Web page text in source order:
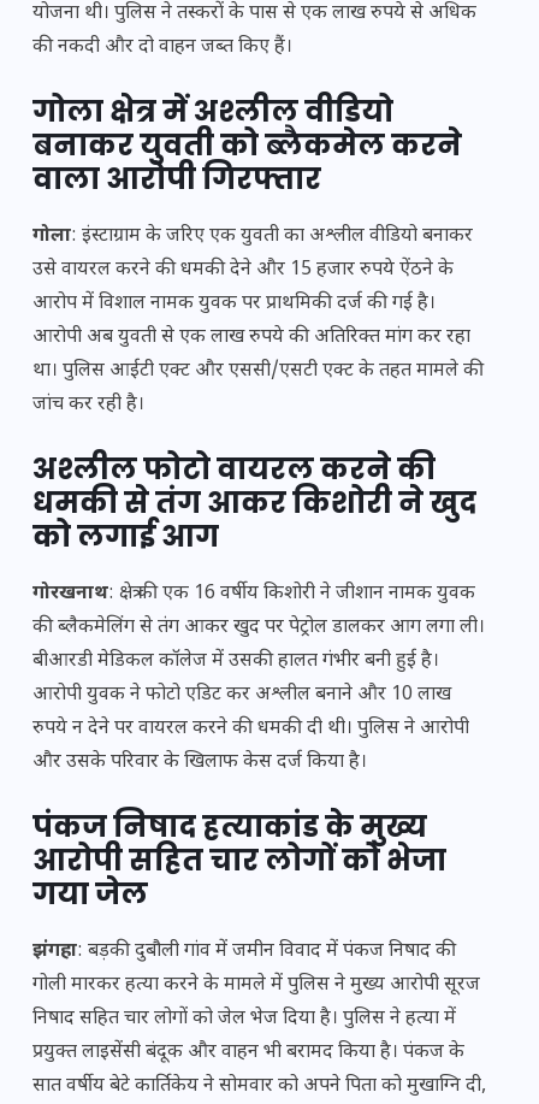
योजना थी। पुलिस ने तस्करों के पास से एक लाख रुपये से अधिक
की नकदी और दो वाहन जब्त किए हैं।
गोला क्षेत्र में अश्लील वीडियो
बनाकर युवती को ब्लैकमेल करने
वाला आरोपी गिरफ्तार
गोला: इंस्टाग्राम के जरिए एक युवती का अश्लील वीडियो बनाकर
उसे वायरल करने की धमकी देने और 15 हजार रुपये ऐंठने के
आरोप में विशाल नामक युवक पर प्राथमिकी दर्ज की गई है।
आरोपी अब युवती से एक लाख रुपये की अतिरिक्त मांग कर रहा
था। पुलिस आईटी एक्ट और एससी/एसटी एक्ट के तहत मामले की
जांच कर रही है।
अश्लील फोटो वायरल करने की
धमकी से तंग आकर किशोरी ने खुद
को लगाई आग
गोरखनाथ: क्षेत्र की एक 16 वर्षीय किशोरी ने जीशान नामक युवक
की ब्लैकमेलिंग से तंग आकर खुद पर पेट्रोल डालकर आग लगा ली।
बीआरडी मेडिकल कॉलेज में उसकी हालत गंभीर बनी हुई है।
आरोपी युवक ने फोटो एडिट कर अश्लील बनाने और 10 लाख
रुपये न देने पर वायरल करने की धमकी दी थी। पुलिस ने आरोपी
और उसके परिवार के खिलाफ केस दर्ज किया है।
पंकज निषाद हत्याकांड के मुख्य
आरोपी सहित चार लोगों को भेजा
गया जेल
झंगहा: बड़की दुबौली गांव में जमीन विवाद में पंकज निषाद की
गोली मारकर हत्या करने के मामले में पुलिस ने मुख्य आरोपी सूरज
निषाद सहित चार लोगों को जेल भेज दिया है। पुलिस ने हत्या में
प्रयुक्त लाइसेंसी बंदूक और वाहन भी बरामद किया है। पंकज के
सात वर्षीय बेटे कार्तिकेय ने सोमवार को अपने पिता को मुखाग्नि दी,